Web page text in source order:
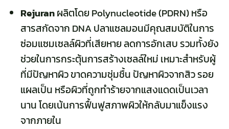
Rejuranผลิตโดย Polynucleotide (PDRN) หรือ
สารสกัดจาก DNA ปลาแซลมอนมีคุณสมบัติในการ
ซ่อมแซมเซลล์ผิวที่เสียหาย ลดการอักเสบ รวมทั้งยัง
ช่วยในการกระตุ้นการสร้างเซลล์ใหม่ เหมาะสำหรับผู้
ที่มีปัญหาผิว ขาดความชุ่มชื้น ปัญหาผิวจากสิว รอย
แผลเป็น หรือผิวที่ถูกทำร้ายจากแสงแดดเป็นเวลา
นาน โดยเน้นการฟื้นฟูสภาพผิวให้กลับมาแข็งแรง
จากภายใน